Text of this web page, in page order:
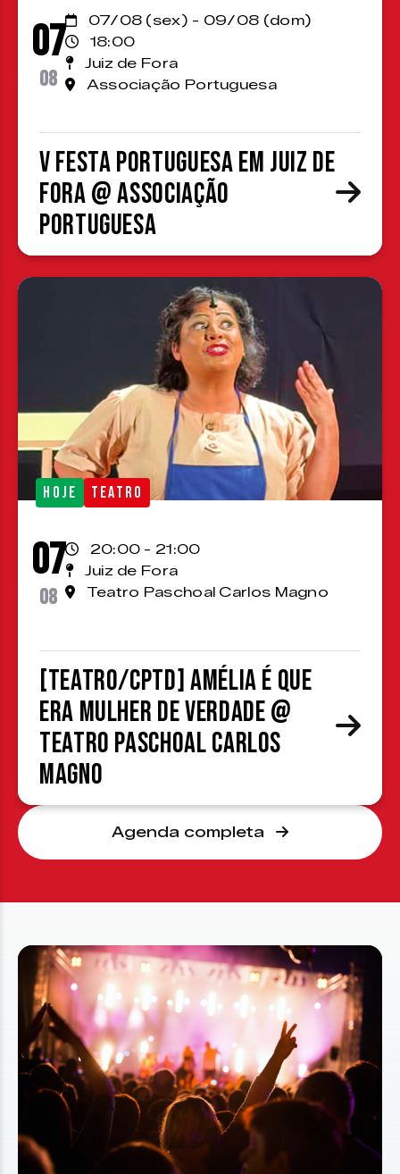
07
08
07/08 (sex) - 09/08 (dom)
18:00
Juiz de Fora
Associação Portuguesa
V Festa Portuguesa em Juiz de
Fora @ Associação
Portuguesa
HOJE TEATRO
07
08
20:00 - 21:00
Juiz de Fora
Teatro Paschoal Carlos Magno
[TEATRO/CPTD] Amélia é que
era mulher de verdade @
Teatro Paschoal Carlos
Magno
Agenda completa